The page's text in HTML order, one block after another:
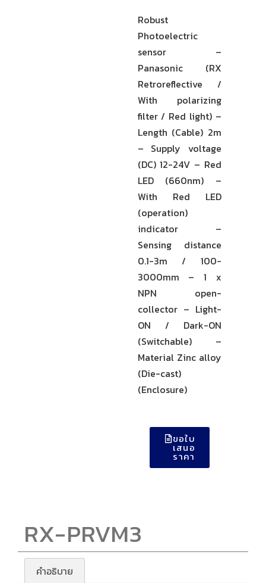
Robust
Photoelectric
sensor –
Panasonic (RX
Retroreflective /
With polarizing
filter / Red light) –
Length (Cable) 2m
– Supply voltage
(DC) 12-24V – Red
LED (660nm) –
With Red LED
(operation)
indicator –
Sensing distance
0.1-3m / 100-
3000mm – 1 x
NPN open-
collector – Light-
ON / Dark-ON
(Switchable) –
Material Zinc alloy
(Die-cast)
(Enclosure)
ขอใบ
เสนอ
ราคา
RX-PRVM3
คำอธิบาย